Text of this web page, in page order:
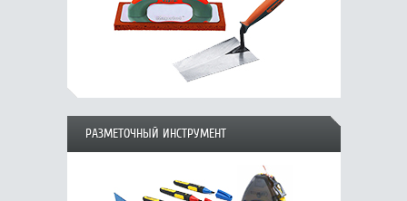
РАЗМЕТОЧНЫЙ ИНСТРУМЕНТ